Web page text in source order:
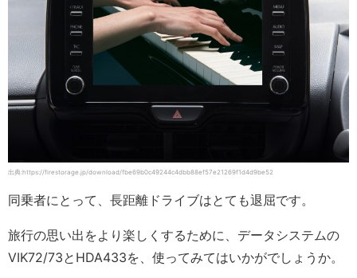
出典:https://firestorage.jp/download/fbe69b0c49244c4dbb88ef57e21269f1d4d9be52
同乗者にとって、長距離ドライブはとても退屈です。
旅行の思い出をより楽しくするために、データシステムの
VIK72/73とHDA433を、使ってみてはいかがでしょうか。